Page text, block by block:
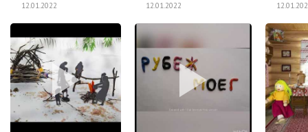
12.01.2022 12.01.2022